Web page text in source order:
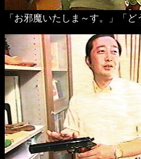
「お邪魔いたしま～す。」「